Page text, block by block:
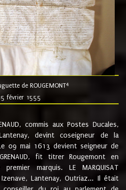
de ROUGEMONT4
février 1555
commis aux Postes Ducales,
devint coseigneur de la
09 mai 1613 devient seigneur de
fit titrer Rougemont en
marquis. LE MARQUISAT
Lantenay, Outriaz... Il était